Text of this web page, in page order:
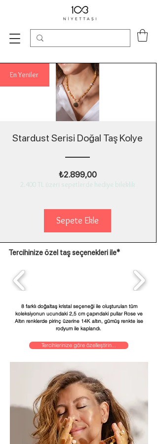
En Yeniler
Stardust Serisi Doğal Taş Kolye
₺2.899,00Fiyat
2.400 TL üzeri sepetlerde hediye bileklik
Sepete Ekle
Tercihinize özel taş seçenekleri ile*
8 farklı doğaltaş kristal seçeneği ile oluşturulan tüm
koleksiyonun ucundaki 2,5 cm çapındaki pullar Rose ve
Altın renklerde pirinç üzerine 14K altın, gümüş renkte ise
rodyum ile kaplandı.
Tercihlerinize göre özelleştirin...